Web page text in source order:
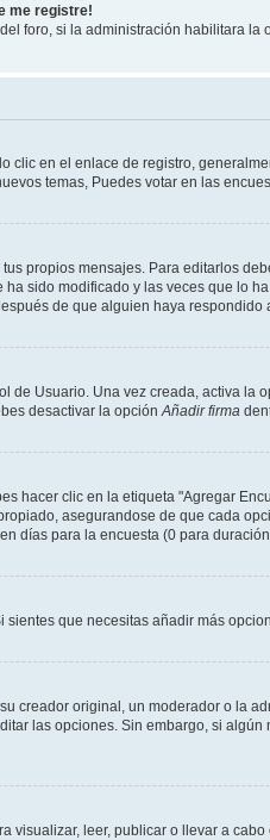
me registre!
foro, si la administración habilitara
clic en el enlace de registro,
temas, Puedes votar en las
propios mensajes. Para editarlos
sido modificado y las veces que lo
de que alguien haya respondido
de Usuario. Una vez creada, activa la
desactivar la opciónAñadir firma
hacer clic en la etiqueta "Agregar
asegurandose de que cada
días para la encuesta (0 para
que necesitas añadir más
creador original, un moderador o la
las opciones. Sin embargo, si
visualizar, leer, publicar o llevar a